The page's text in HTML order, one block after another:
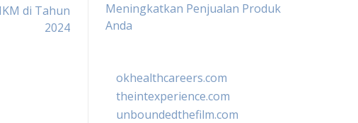
di Tahun
2024
Meningkatkan Penjualan Produk
Anda
okhealthcareers.com
theintexperience.com
unboundedthefilm.com